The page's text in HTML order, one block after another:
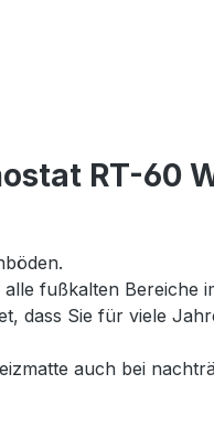
RT-60
fußkalten
dass Sie für viele
auch bei